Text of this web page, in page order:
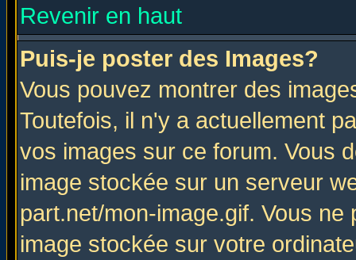
Revenir en haut
Puis-je poster des Images?
Vous pouvez montrer des
Toutefois, il n'y a actuellement
vos images sur ce forum. Vous
image stockée sur un serveur
part.net/mon-image.gif. Vous
image stockée sur votre